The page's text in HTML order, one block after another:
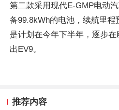
第二款采用现代E-GMP电动
备99.8kWh的电池，续航里程
是计划在今年下半年，逐步
出EV9。
推荐内容